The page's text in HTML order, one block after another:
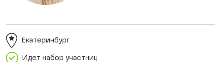
Идет набор участниц
Екатеринбург